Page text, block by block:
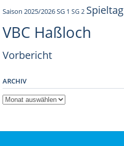
Saison 2025/2026SG 1 SG 2 Spieltag
VBC Haßloch
Vorbericht
ARCHIV
Archiv